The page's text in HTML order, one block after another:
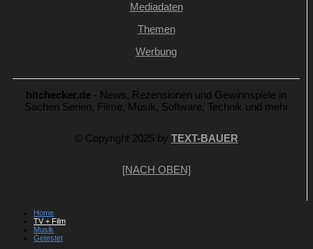
Mediadaten
Themen
Werbung
hitchecker.de - News, Rezensionen und Gewinnspiele in
Sachen Serien, Filme, Musik, Software, Technik und mehr
© Copyright 2025 by TEXT-BAUER
[NACH OBEN]
Home
TV + Film
Musik
Getestet